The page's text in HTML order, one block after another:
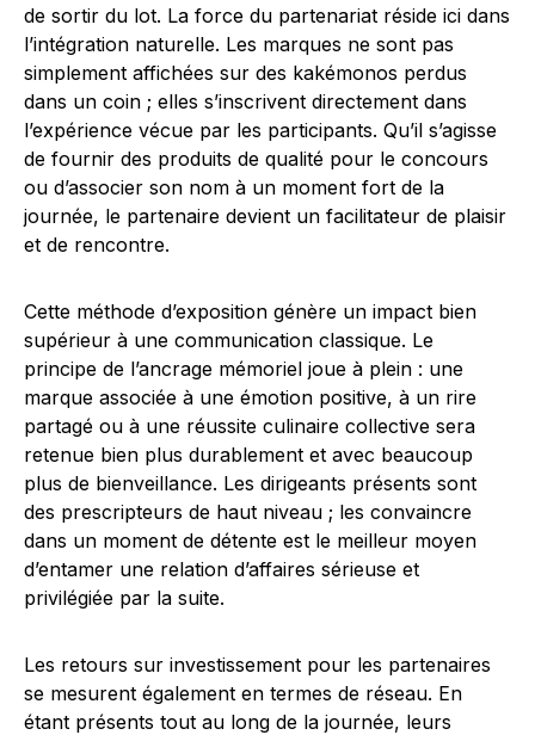
de sortir du lot. La force du partenariat réside ici dans
l’intégration naturelle. Les marques ne sont pas
simplement affichées sur des kakémonos perdus
dans un coin ; elles s’inscrivent directement dans
l’expérience vécue par les participants. Qu’il s’agisse
de fournir des produits de qualité pour le concours
ou d’associer son nom à un moment fort de la
journée, le partenaire devient un facilitateur de plaisir
et de rencontre.
Cette méthode d’exposition génère un impact bien
supérieur à une communication classique. Le
principe de l’ancrage mémoriel joue à plein : une
marque associée à une émotion positive, à un rire
partagé ou à une réussite culinaire collective sera
retenue bien plus durablement et avec beaucoup
plus de bienveillance. Les dirigeants présents sont
des prescripteurs de haut niveau ; les convaincre
dans un moment de détente est le meilleur moyen
d’entamer une relation d’affaires sérieuse et
privilégiée par la suite.
Les retours sur investissement pour les partenaires
se mesurent également en termes de réseau. En
étant présents tout au long de la journée, leurs